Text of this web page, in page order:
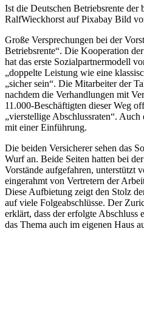
Ist die Deutschen Betriebsrente
RalfWieckhorst auf Pixabay Bild
Große Versprechungen bei der
Betriebsrente“. Die Kooperation
hat das erste Sozialpartnermodell
„doppelte Leistung wie eine
„sicher sein“. Die Mitarbeiter der
nachdem die Verhandlungen mit
11.000-Beschäftigten dieser Weg
„vierstellige Abschlussraten“.
mit einer Einführung.
Die beiden Versicherer sehen das
Wurf an. Beide Seiten hatten bei
Vorstände aufgefahren, unterstützt
eingerahmt von Vertretern der
Diese Aufbietung zeigt den Stolz
auf viele Folgeabschlüsse. Der
erklärt, dass der erfolgte Abschluss
das Thema auch im eigenen Haus